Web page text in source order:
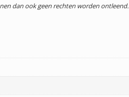
dan ook geen rechten worden ontleend.